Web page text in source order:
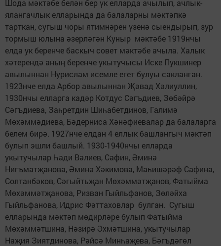
Шода мәктәбе белән бер үк елларда ачылып, ачлык-
ялангачлык елларында да балаларны мәктәпкә
тарткан, сугыш чоры ятимнәрен үзенә сыендырып, зур
тормыш юлына әзерләгән Куныр мәктәбе 1919нчы
елда ук беренче баскыч совет мәктәбе ачыла. Халык
хәтерендә аның беренче укытучысы Иске Пукшинер
авылыннан Нурислам исемле егет булуы сакланган.
1923нче елда Арбор авылыннан Җәвад Хәлиуллин,
1930нчы елларга кадәр Котдус Сәгъдиев, Зөбәйрә
Сәгъдиева, Заһретдин Шиһабетдинов, Галимә
Мөхәммәдиева, Бәдерниса Хәнәфиевалар да балаларга
белем бирә. 1927нче елдан 4 еллык башлангыч мәктәп
булып эшли башлый. 1930-1940нчы елларда
укытучылар Һади Вәлиев, Сафин, Әминә
Нигъматҗанова, Әминә Хәкимова, Маһишәрәф Сафина,
Солтанбәков, Сәгыйтьҗан Мөхәммәтҗанов, Фатыйма
Мөхәммәтҗанова, Ризван Гыйльфанов, Зөләйха
Гыйльфанова, Идрис Фәттаховлар булган. Сугыш
елларында мәктәп мөдирләре булып Фатыйма
Мөхәммәтшина, Нәзирә Әхмәтшина, укытучылар
Наҗия Зиятдинова, Рәйсә Минһаҗева, Бәгъдәгөл